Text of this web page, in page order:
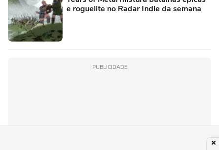
e roguelite no Radar Indie da semana
PUBLICIDADE